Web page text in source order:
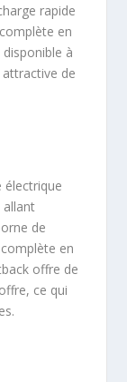
rapide
en
à
de
électrique
de
en
offre de
ce qui